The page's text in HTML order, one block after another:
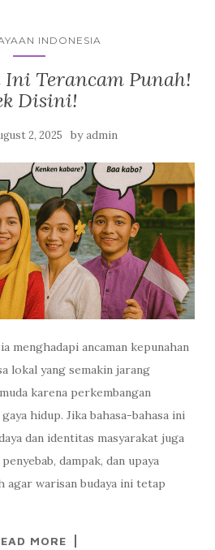
INDONESIA
Ini Terancam Punah!
Disini!
2, 2025 byadmin
menghadapi ancaman kepunahan
lokal yang semakin jarang
karena perkembangan
hidup. Jika bahasa-bahasa ini
dan identitas masyarakat juga
dampak, dan upaya
agar warisan budaya ini tetap
MORE